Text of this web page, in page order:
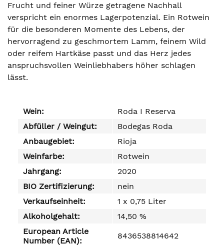
Frucht und feiner Würze getragene Nachhall
verspricht ein enormes Lagerpotenzial. Ein Rotwein
für die besonderen Momente des Lebens, der
hervorragend zu geschmortem Lamm, feinem Wild
oder reifem Hartkäse passt und das Herz jedes
anspruchsvollen Weinliebhabers höher schlagen
lässt.
Wein:
Roda I Reserva
Abfüller / Weingut:
Bodegas Roda
Anbaugebiet:
Rioja
Weinfarbe:
Rotwein
Jahrgang:
2020
BIO Zertifizierung:
nein
Verkaufseinheit:
1 x 0,75 Liter
Alkoholgehalt:
14,50 %
European Article
Number (EAN):
8436538814642